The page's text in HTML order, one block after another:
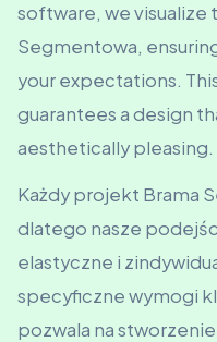
software, we visualize
Segmentowa,
your expectations.
guarantees a design
aesthetically pleasing.
Każdy projekt Brama
dlatego nasze
elastyczne i
specyficzne wymogi
pozwala na